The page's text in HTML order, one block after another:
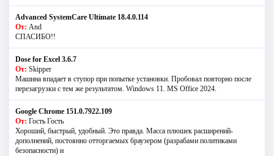
Advanced SystemCare Ultimate 18.4.0.114
От: And
СПАСИБО!!
Dose for Excel 3.6.7
От: Skipper
Машина впадает в ступор при попытке установки. Пробовал повторно после
перезагрузки с тем же результатом. Windows 11. MS Offiсe 2024.
Google Chrome 151.0.7922.109
От: Гость Гость
Хороший, быстрый, удобный. Это правда. Масса плюшек расширений-
дополнений, постоянно отторгаемых браузером (разрабами политиками
безопасности) и